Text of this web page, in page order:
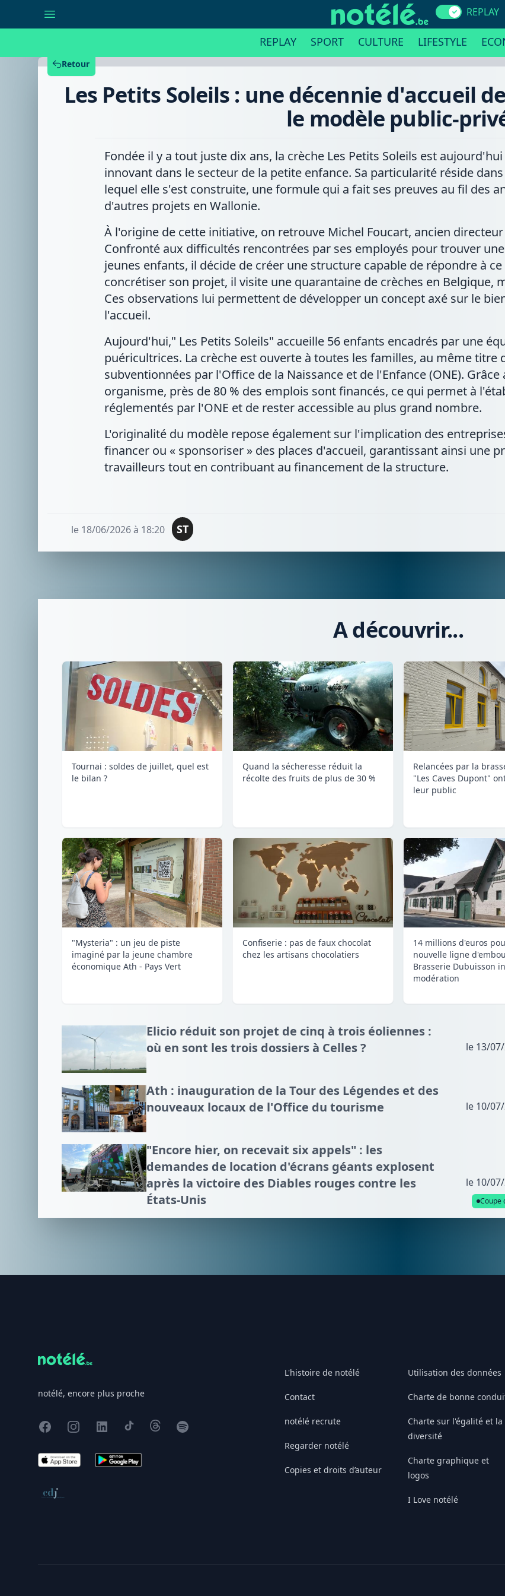
REPLAY
REPLAY SPORT CULTURE LIFESTYLE
Retour
Les Petits Soleils : une décennie d'accueil
le modèle public-
Fondée il y a tout juste dix ans, la crèche Les Petits Soleils est
innovant dans le secteur de la petite enfance. Sa particularité réside
lequel elle s'est construite, une formule qui a fait ses preuves au fil des
d'autres projets en Wallonie.
À l'origine de cette initiative, on retrouve Michel Foucart, ancien
Confronté aux difficultés rencontrées par ses employés pour trouver
jeunes enfants, il décide de créer une structure capable de répondre à
concrétiser son projet, il visite une quarantaine de crèches en Belgique,
Ces observations lui permettent de développer un concept axé sur le
l'accueil.
Aujourd'hui," Les Petits Soleils" accueille 56 enfants encadrés par une
puéricultrices. La crèche est ouverte à toutes les familles, au même titre
subventionnées par l'Office de la Naissance et de l'Enfance (ONE).
organisme, près de 80 % des emplois sont financés, ce qui permet à
réglementés par l'ONE et de rester accessible au plus grand nombre.
L'originalité du modèle repose également sur l'implication des
financer ou « sponsoriser » des places d'accueil, garantissant ainsi une
travailleurs tout en contribuant au financement de la structure.
le 18/06/2026 à 18:20 ST
A découvrir...
Tournai : soldes de juillet, quel est
le bilan ?
Quand la sécheresse réduit la
récolte des fruits de plus de 30 %
Relancées par la
"Les Caves Dupont"
leur public
"Mysteria" : un jeu de piste
imaginé par la jeune chambre
économique Ath - Pays Vert
Confiserie : pas de faux chocolat
chez les artisans chocolatiers
14 millions d'euros
nouvelle ligne
Brasserie Dubuisson
modération
Elicio réduit son projet de cinq à trois éoliennes :
où en sont les trois dossiers à Celles ?
le 13/
Ath : inauguration de la Tour des Légendes et des
nouveaux locaux de l'Office du tourisme
le 10/
"Encore hier, on recevait six appels" : les
demandes de location d'écrans géants explosent
après la victoire des Diables rouges contre les
États-Unis
le 10/
Coupe
notélé, encore plus proche
FacebookInstagram
X TikTokThreadsSpotify
App Store Google Play
Conseil de déontologie journalistique
L'histoire de notélé
Contact
notélé recrute
Regarder notélé
Copies et droits d’auteur
Utilisation des données
Charte de bonne
Charte sur l'égalité et la
diversité
Charte graphique et
logos
I Love notélé